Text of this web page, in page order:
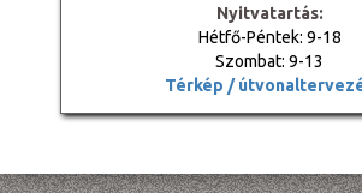
Nyitvatartás:
Hétfő-Péntek: 9-18
Szombat: 9-13
Térkép /